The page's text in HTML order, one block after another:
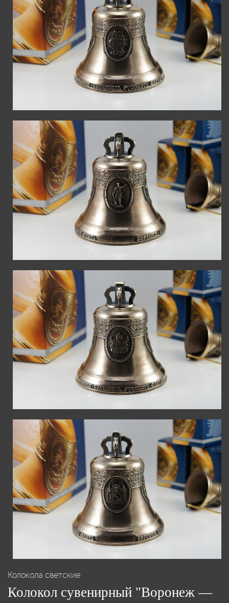
Колокола светские
Колокол сувенирный "Воронеж —